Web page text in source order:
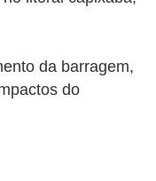
da barragem,
do